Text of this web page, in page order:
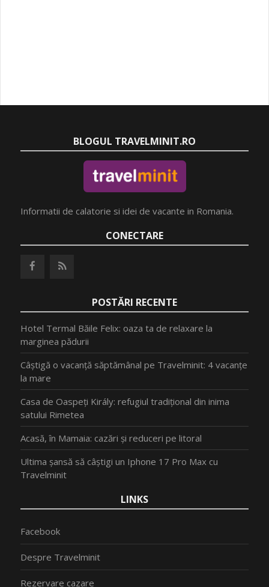
BLOGUL TRAVELMINIT.RO
Informatii de calatorie si idei de vacante in Romania.
CONECTARE
POSTĂRI RECENTE
Hotel Termal Băile Felix: oaza ta de relaxare la
marginea pădurii
Câștigă o vacanță săptămânal pe Travelminit: 4 vacanțe
la mare
Casa de Oaspeți Király: refugiul tradițional din inima
satului Rimetea
Acasă, în Mamaia: cazări și reduceri pe litoral
Ultima șansă să câștigi un Iphone 17 Pro Max cu
Travelminit
LINKS
Facebook
Despre Travelminit
Rezervare cazare